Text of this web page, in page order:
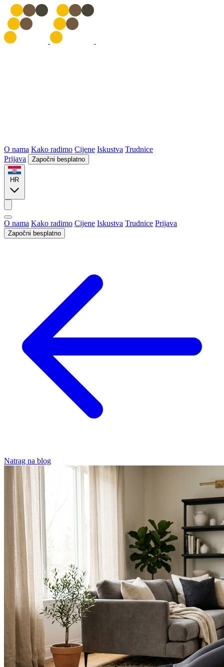
O nama Kako radimo Cijene Iskustva Trudnice
Prijava
Započni besplatno
HR
O nama Kako radimo Cijene Iskustva Trudnice Prijava
Započni besplatno
Natrag na blog